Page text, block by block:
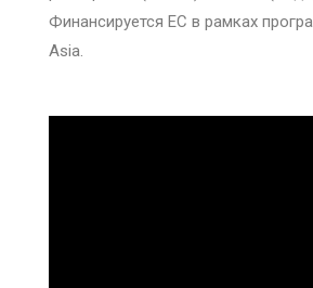
Финансируется ЕС в рамках
Asia.